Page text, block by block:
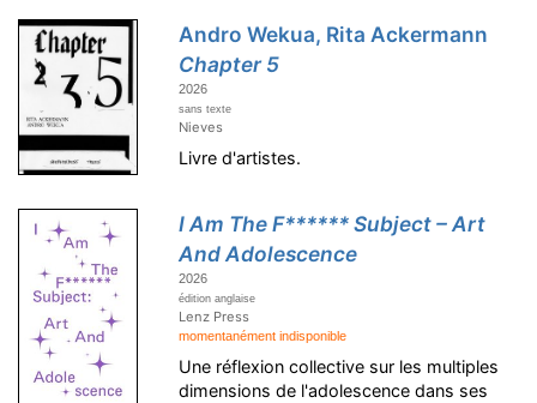
Andro Wekua, Rita Ackermann
Chapter 5
2026
sans texte
Nieves
Livre d'artistes.
I Am The F****** Subject – Art
And Adolescence
2026
édition anglaise
Lenz Press
momentanément indisponible
Une réflexion collective sur les multiples
dimensions de l'adolescence dans ses